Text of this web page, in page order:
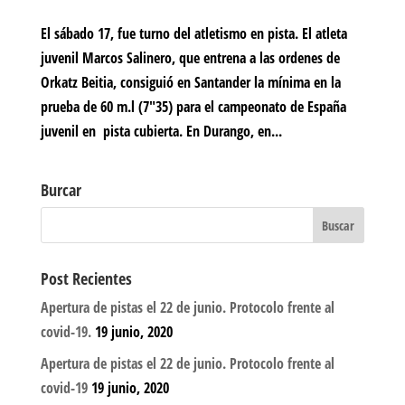
El sábado 17, fue turno del atletismo en pista. El atleta
juvenil Marcos Salinero, que entrena a las ordenes de
Orkatz Beitia, consiguió en Santander la mínima en la
prueba de 60 m.l (7″35) para el campeonato de España
juvenil en pista cubierta. En Durango, en...
Burcar
Post Recientes
Apertura de pistas el 22 de junio. Protocolo frente al
covid-19. 19 junio, 2020
Apertura de pistas el 22 de junio. Protocolo frente al
covid-19 19 junio, 2020